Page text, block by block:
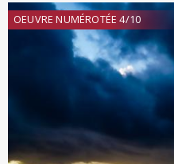
OEUVRE NUMÉROTÉE 4/10